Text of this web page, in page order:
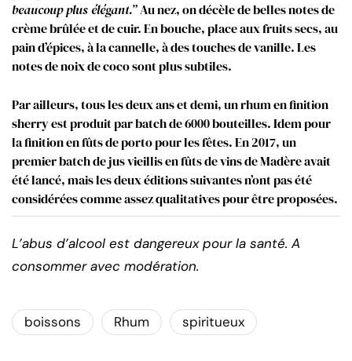
beaucoup plus élégant.”Au nez, on décèle de belles notes de
crème brûlée et de cuir. En bouche, place aux fruits secs, au
pain d’épices, à la cannelle, à des touches de vanille. Les
notes de noix de coco sont plus subtiles.
Par ailleurs, tous les deux ans et demi, un rhum en finition
sherry est produit par batch de 6000 bouteilles. Idem pour
la finition en fûts de porto pour les fêtes. En 2017, un
premier batch de jus vieillis en fûts de vins de Madère avait
été lancé, mais les deux éditions suivantes n’ont pas été
considérées comme assez qualitatives pour être proposées.
L’abus d’alcool est dangereux pour la santé. A
consommer avec modération.
boissons Rhum spiritueux